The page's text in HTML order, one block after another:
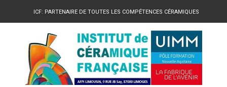
ICF: PARTENAIRE DE TOUTES LES COMPÉTENCES CÉRAMIQUES